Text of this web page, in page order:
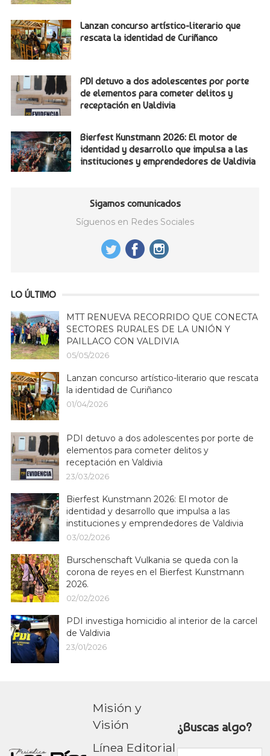
Lanzan concurso artístico-literario que
rescata la identidad de Curiñanco
PDI detuvo a dos adolescentes por porte
de elementos para cometer delitos y
receptación en Valdivia
Bierfest Kunstmann 2026: El motor de
identidad y desarrollo que impulsa a las
instituciones y emprendedores de Valdivia
Sigamos comunicados
Síguenos en Redes Sociales
LO ÚLTIMO
MTT RENUEVA RECORRIDO QUE CONECTA
SECTORES RURALES DE LA UNIÓN Y
PAILLACO CON VALDIVIA
05/05/2026
Lanzan concurso artístico-literario que rescata
la identidad de Curiñanco
01/04/2026
PDI detuvo a dos adolescentes por porte de
elementos para cometer delitos y
receptación en Valdivia
23/03/2026
Bierfest Kunstmann 2026: El motor de
identidad y desarrollo que impulsa a las
instituciones y emprendedores de Valdivia
03/02/2026
Burschenschaft Vulkania se queda con la
corona de reyes en el Bierfest Kunstmann
2026.
02/02/2026
PDI investiga homicidio al interior de la carcel
de Valdivia
23/01/2026
Misión y
Visión
Línea Editorial
¿Buscas algo?